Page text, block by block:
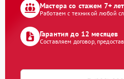
Мастера со стажем 7+ лет
Работаем с техникой любой
Гарантия до 12 месяцев
Составляем договор,